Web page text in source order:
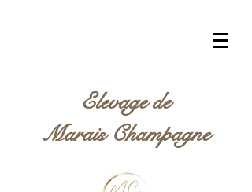
Elevage de
Marais Champagne